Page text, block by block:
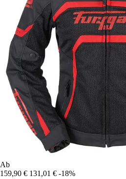
Ab
159,90 € 131,01 € -18%